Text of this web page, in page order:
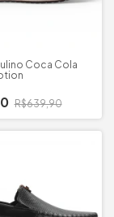
Coca Cola
R$639,90